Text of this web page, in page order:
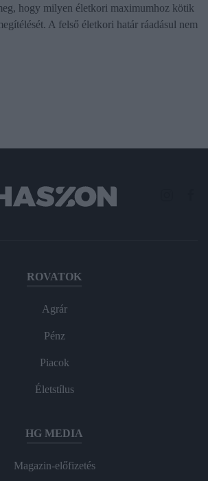
hogy milyen életkori maximumhoz kötik
A felső életkori határ ráadásul nem
ROVATOK
Agrár
Pénz
Piacok
Életstílus
HG MEDIA
Magazin-előfizetés